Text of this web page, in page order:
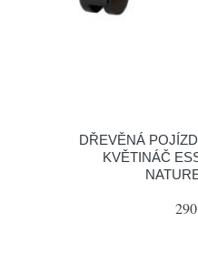
DŘEVĚNÁ
KVĚTINÁČ